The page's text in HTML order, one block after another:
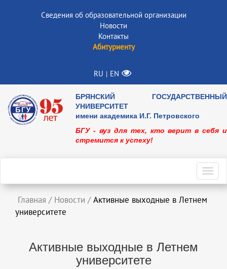
Сведения об образовательной организации
Новости
Контакты
Абитуриенту
RU | EN
БРЯНСКИЙ ГОСУДАРСТВЕННЫЙ
УНИВЕРСИТЕТ
имени академика И.Г. Петровского
БГУ - вуз для тех, кто верит в себя и
стремится к успеху!
Главная / Новости / Активные выходные в Летнем
университете
Активные выходные в Летнем
университете